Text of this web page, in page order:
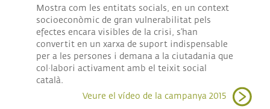
Mostra com les entitats socials, en un context
socioeconòmic de gran vulnerabilitat pels
efectes encara visibles de la crisi, s’han
convertit en un xarxa de suport indispensable
per a les persones i demana a la ciutadania que
col·labori activament amb el teixit social
català.
Veure el vídeo de la campanya 2015